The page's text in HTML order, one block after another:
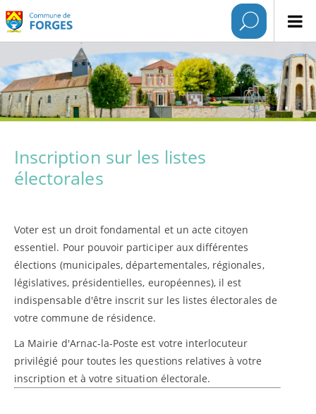
Inscription sur les listes
électorales
Voter est un droit fondamental et un acte citoyen
essentiel. Pour pouvoir participer aux différentes
élections (municipales, départementales, régionales,
législatives, présidentielles, européennes), il est
indispensable d'être inscrit sur les listes électorales de
votre commune de résidence.
La Mairie d'Arnac-la-Poste est votre interlocuteur
privilégié pour toutes les questions relatives à votre
inscription et à votre situation électorale.